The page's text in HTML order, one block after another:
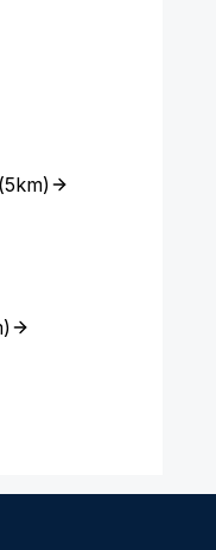
(5km)
)